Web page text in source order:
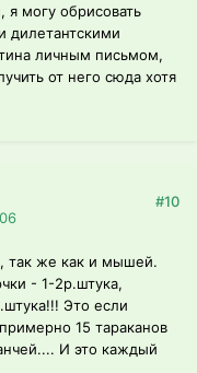
я могу обрисовать
дилетантскими
личным письмом,
от него сюда хотя
#10
так же как и мышей.
- 1-2р.штука,
Это если
15 тараканов
И это каждый